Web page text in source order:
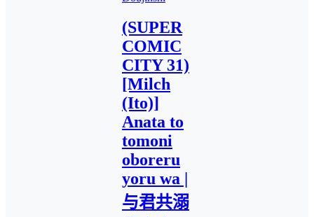
(SUPER
COMIC
CITY 31)
[Milch
(Ito)]
Anata to
tomoni
oboreru
yoru wa |
与君共溺